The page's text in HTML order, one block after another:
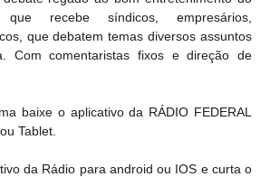
recebe síndicos, empresários,
que debatem temas diversos assuntos
Com comentaristas fixos e direção de
baixe o aplicativo da RÁDIO FEDERAL
Tablet.
da Rádio para android ou IOS e curta o